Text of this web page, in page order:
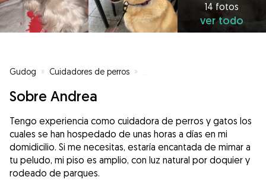
14 fotos
ver todo
Gudog » Cuidadores de perros »
Sobre Andrea
Tengo experiencia como cuidadora de perros y gatos los
cuales se han hospedado de unas horas a días en mi
domidicilio. Si me necesitas, estaría encantada de mimar a
tu peludo, mi piso es amplio, con luz natural por doquier y
rodeado de parques.